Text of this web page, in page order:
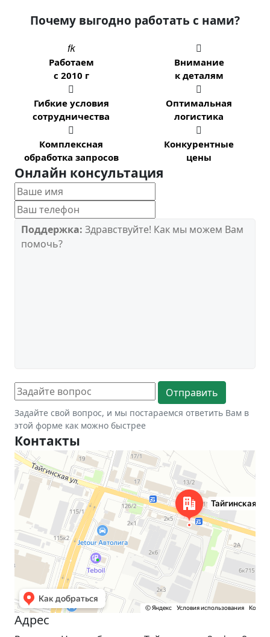
Почему выгодно работать с нами?

Работаем
с 2010 г

Внимание
к деталям

Гибкие условия
сотрудничества

Оптимальная
логистика

Комплексная
обработка запросов

Конкурентные
цены
Онлайн консультация
Поддержка: Здравствуйте! Как мы можем Вам
помочь?
Задайте свой вопрос, и мы постараемся ответить Вам в
этой форме как можно быстрее
Контакты
Новосибирск
Тайгинская улица, 2 на карте Новосибирска — Яндекс Карты
Адрес